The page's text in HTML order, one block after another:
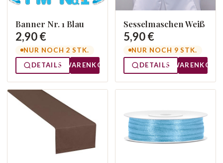
Banner Nr. 1 Blau
2,90 €
NUR NOCH 2 STK.
DETAILS
WARENKORB
Sesselmaschen Weiß
5,90 €
NUR NOCH 9 STK.
DETAILS
WARENKORB